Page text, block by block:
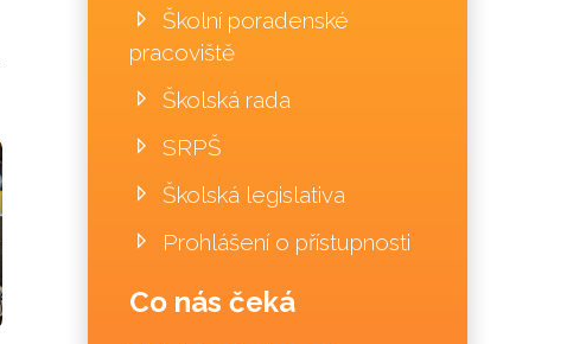
Školní poradenské
pracoviště
Školská rada
SRPŠ
Školská legislativa
Prohlášení o přístupnosti
Co nás čeká